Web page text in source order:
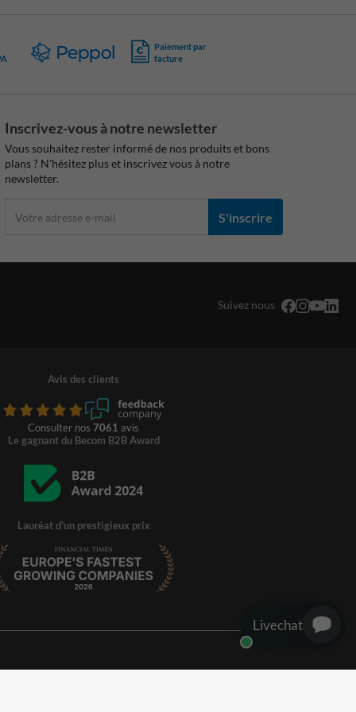
Paiement par
facture
Inscrivez-vous à notre newsletter
Vous souhaitez rester informé de nos produits et bons
plans ? N'hésitez plus et inscrivez vous à notre
newsletter.
S'inscrire
Suivez nous
Avis des clients
Consulter nos 7061 avis
Le gagnant du Becom B2B Award
Lauréat d'un prestigieux prix
Livechat